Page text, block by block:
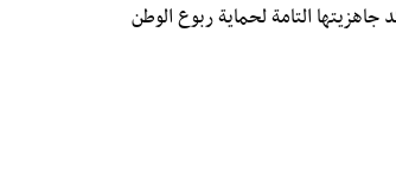
جاهزيتها التامة لحماية ربوع الوطن